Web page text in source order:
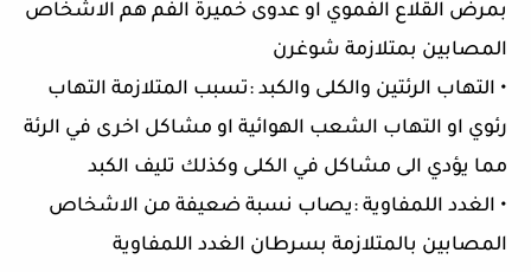
بمرض القلاع الفموي او عدوى خميرة الفم هم الاشخاص
المصابين بمتلازمة شوغرن
• التهاب الرئتين والكلى والكبد :تسبب المتلازمة التهاب
رئوي او التهاب الشعب الهوائية او مشاكل اخرى في الرئة
مما يؤدي الى مشاكل في الكلى وكذلك تليف الكبد
• الغدد اللمفاوية :يصاب نسبة ضعيفة من الاشخاص
المصابين بالمتلازمة بسرطان الغدد اللمفاوية